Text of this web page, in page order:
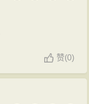
赞(0)